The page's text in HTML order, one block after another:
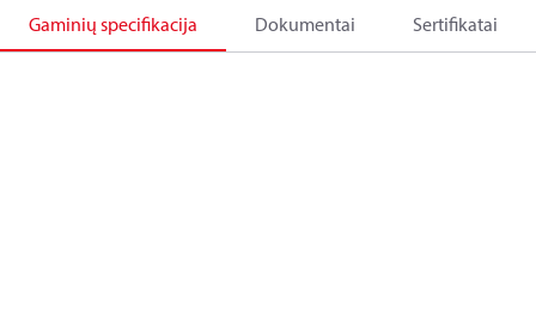
Gaminių specifikacija Dokumentai Sertifikatai